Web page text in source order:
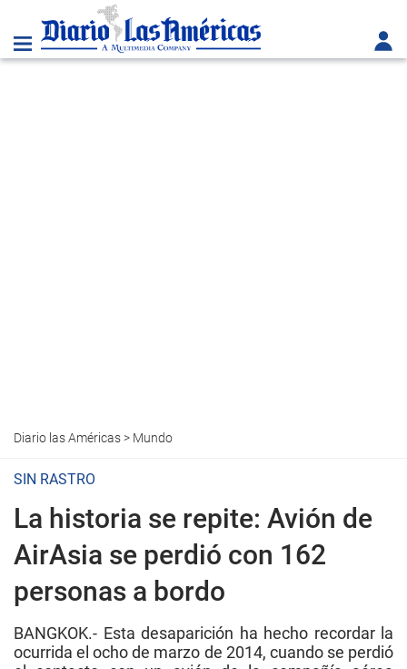
Diario las Américas> Mundo
SIN RASTRO
La historia se repite: Avión de
AirAsia se perdió con 162
personas a bordo
BANGKOK.- Esta desaparición ha hecho recordar la
ocurrida el ocho de marzo de 2014, cuando se perdió